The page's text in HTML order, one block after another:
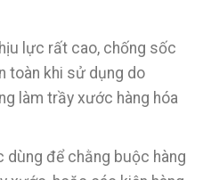
lực rất cao, chống sốc
toàn khi sử dụng do
làm trầy xước hàng hóa
dùng để chằng buộc hàng